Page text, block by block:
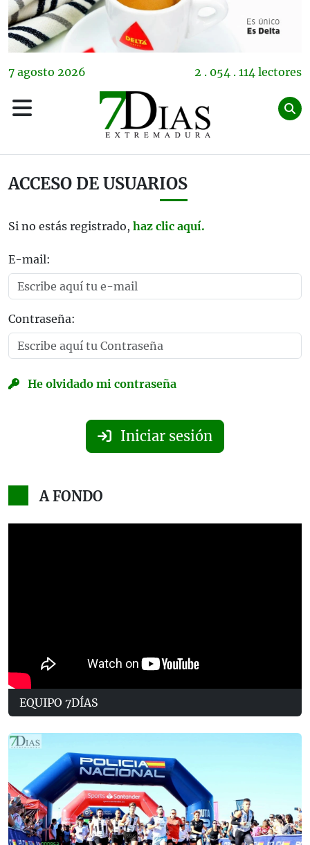
7 agosto 2026 2 . 054 . 114 lectores
ACCESO DE USUARIOS
Si no estás registrado, haz clic aquí.
E-mail:
Contraseña:
He olvidado mi contraseña
Iniciar sesión
A FONDO
EQUIPO 7DÍAS